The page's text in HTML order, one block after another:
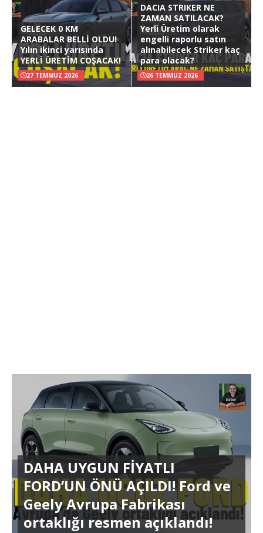
GELECEK 0 KM
ARABALAR BELLİ OLDU!
Yılın ikinci yarısında
YERLİ ÜRETİM COŞACAK!
27 TEMMUZ 2026
DACIA STRIKER NE
ZAMAN SATILACAK?
Yerli Üretim olarak
engelli raporlu satın
alınabilecek Striker kaç
para olacak?
26 TEMMUZ 2026
DAHA UYGUN FİYATLI
FORD’UN ÖNÜ AÇILDI! Ford ve
Geely Avrupa Fabrikası
ortaklığı resmen açıklandı!